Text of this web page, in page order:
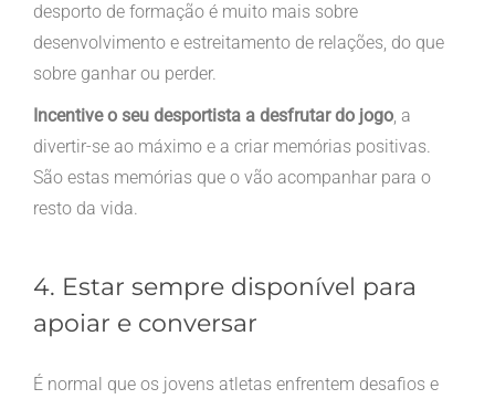
desporto de formação é muito mais sobre
desenvolvimento e estreitamento de relações, do que
sobre ganhar ou perder.
Incentive o seu desportista a desfrutar do jogo, a
divertir-se ao máximo e a criar memórias positivas.
São estas memórias que o vão acompanhar para o
resto da vida.
4. Estar sempre disponível para
apoiar e conversar
É normal que os jovens atletas enfrentem desafios e